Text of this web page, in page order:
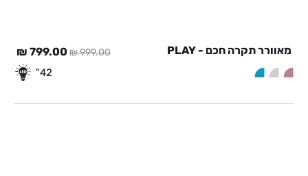
מאוורר תקרה חכם - PLAY 999.00
₪ המחיר
היה:
799.00
₪
42"